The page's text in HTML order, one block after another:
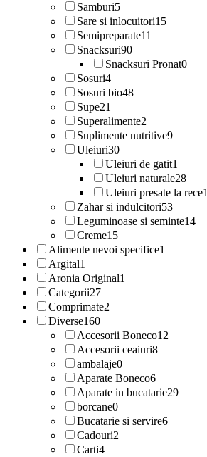
Samburi5
Sare si inlocuitori15
Semipreparate11
Snacksuri90
Snacksuri Pronat0
Sosuri4
Sosuri bio48
Supe21
Superalimente2
Suplimente nutritive9
Uleiuri30
Uleiuri de gatit1
Uleiuri naturale28
Uleiuri presate la rece1
Zahar si indulcitori53
Leguminoase si seminte14
Creme15
Alimente nevoi specifice1
Argital1
Aronia Original1
Categorii27
Comprimate2
Diverse160
Accesorii Boneco12
Accesorii ceaiuri8
ambalaje0
Aparate Boneco6
Aparate in bucatarie29
borcane0
Bucatarie si servire6
Cadouri2
Carti4